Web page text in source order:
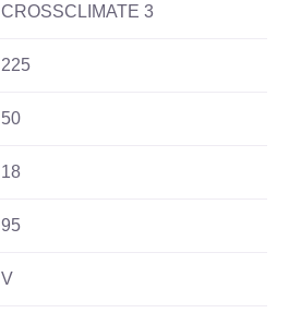
CROSSCLIMATE 3
225
50
18
95
V